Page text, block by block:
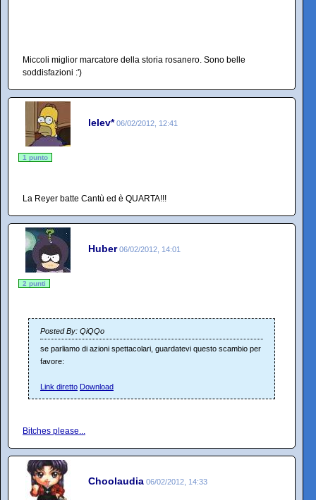
Miccoli miglior marcatore della storia rosanero. Sono belle
soddisfazioni :')
lelev* 06/02/2012, 12:41
1 punto
La Reyer batte Cantù ed è QUARTA!!!
Huber 06/02/2012, 14:01
2 punti
Posted By: QiQQo
se parliamo di azioni spettacolari, guardatevi questo scambio per
favore:
Link diretto Download
Bitches please...
Choolaudia 06/02/2012, 14:33